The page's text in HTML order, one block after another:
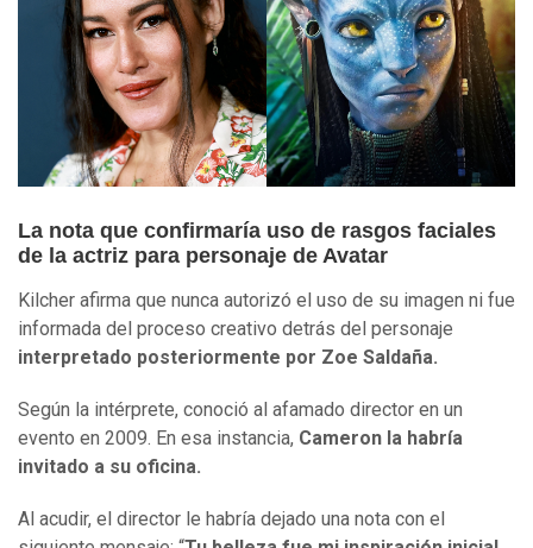
La nota que confirmaría uso de rasgos faciales
de la actriz para personaje de Avatar
Kilcher afirma que nunca autorizó el uso de su imagen ni fue
informada del proceso creativo detrás del personaje
interpretado posteriormente por Zoe Saldaña.
Según la intérprete, conoció al afamado director en un
evento en 2009. En esa instancia, Cameron la habría
invitado a su oficina.
Al acudir, el director le habría dejado una nota con el